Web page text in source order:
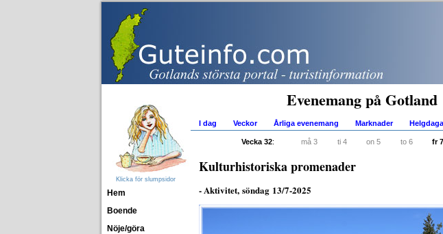
Klicka för slumpsidor
Hem
Boende
Nöje/göra
Evenemang på Gotland
I dag Veckor Årliga evenemang Marknader
Vecka 32: må 3 ti 4 on 5 to 6 fr 7
Kulturhistoriska promenader
- Aktivitet, söndag 13/7-2025